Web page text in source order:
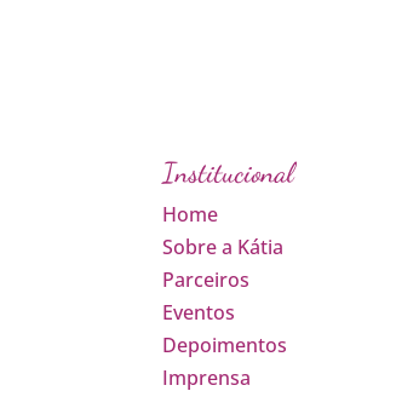
Institucional
Home
Sobre a Kátia
Parceiros
Eventos
Depoimentos
Imprensa